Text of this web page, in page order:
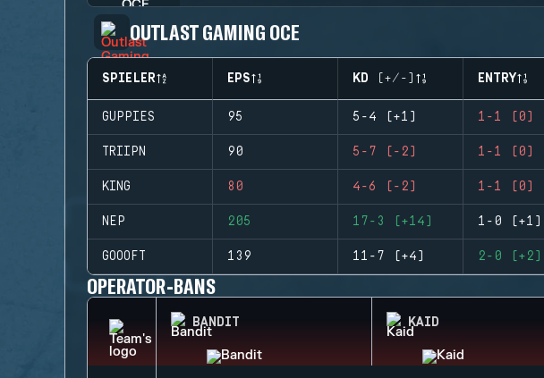
OUTLAST GAMING OCE
SPIELER EPS KD (+/-) ENTRY
GUPPIES 95 5-4 (+1) 1-1 (0)
TRIIPN 90 5-7 (-2) 1-1 (0)
KING 80 4-6 (-2) 1-1 (0)
NEP 205 17-3 (+14) 1-0 (+1)
GOOOFT 139 11-7 (+4) 2-0 (+2)
OPERATOR-BANS
BANDIT KAID